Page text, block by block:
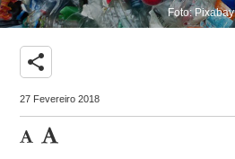
Foto: Pixabay
share
27 Fevereiro 2018